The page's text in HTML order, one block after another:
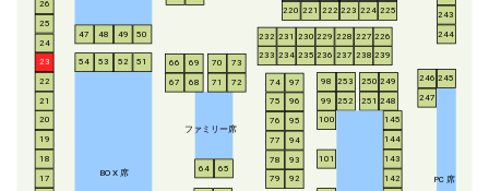
BO X 席
ファミリー席
PC 席
17
18
19
20
21
22
23
24
25
26
47 48 49 50
51
52
53
54
64 65
66
67
68
69
70
71
72
73
74
75
76
77
78
79
92
93
94
95
96
97
98
99
100
101
142
143
144
145
220 221 222 223 224 225
226
227
228
229
230
231
232
233 234 235 236 237 238 239
243
244
245
246
247
248
249
250
251
252
253